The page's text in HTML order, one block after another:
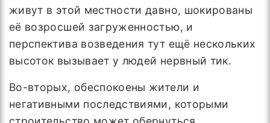
живут в этой местности давно, шокированы
её возросшей загруженностью, и
перспектива возведения тут ещё нескольких
высоток вызывает у людей нервный тик.
Во-вторых, обеспокоены жители и
негативными последствиями, которыми